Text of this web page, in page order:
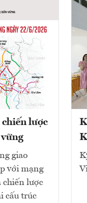
lược
giao
với mạng
chiến lược
cấu trúc